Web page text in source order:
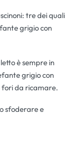
tre dei quali
grigio con
è sempre in
grigio con
fori da ricamare.
sfoderare e